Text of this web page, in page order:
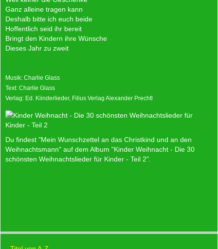
Ganz alleine tragen kann
Deshalb bitte ich euch beide
Hoffentlich seid ihr bereit
Bringt den Kindern ihre Wünsche
Dieses Jahr zu zweit
Musik: Charlie Glass
Text: Charlie Glass
Verlag: Ed. Kiinderlieder, Filius Verlag Alexander Prechtl
Du findest "Mein Wunschzettel an das Christkind und an den
Weihnachtsmann" auf dem Album "Kinder Weihnacht - Die 30
schönsten Weihnachtslieder für Kinder - Teil 2"